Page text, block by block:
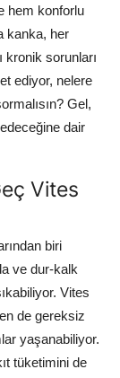
hem konforlu
kanka, her
kronik sorunları
ediyor, nelere
Gel,
dair
Vites
biri
ve dur-kalk
Vites
de gereksiz
yaşanabiliyor.
tüketimini de